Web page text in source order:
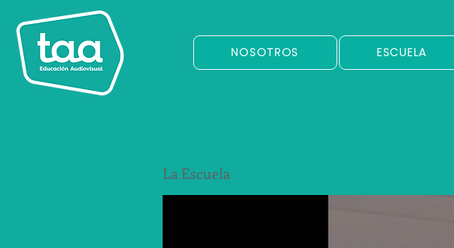
NOSOTROS ESCUELA
La Escuela